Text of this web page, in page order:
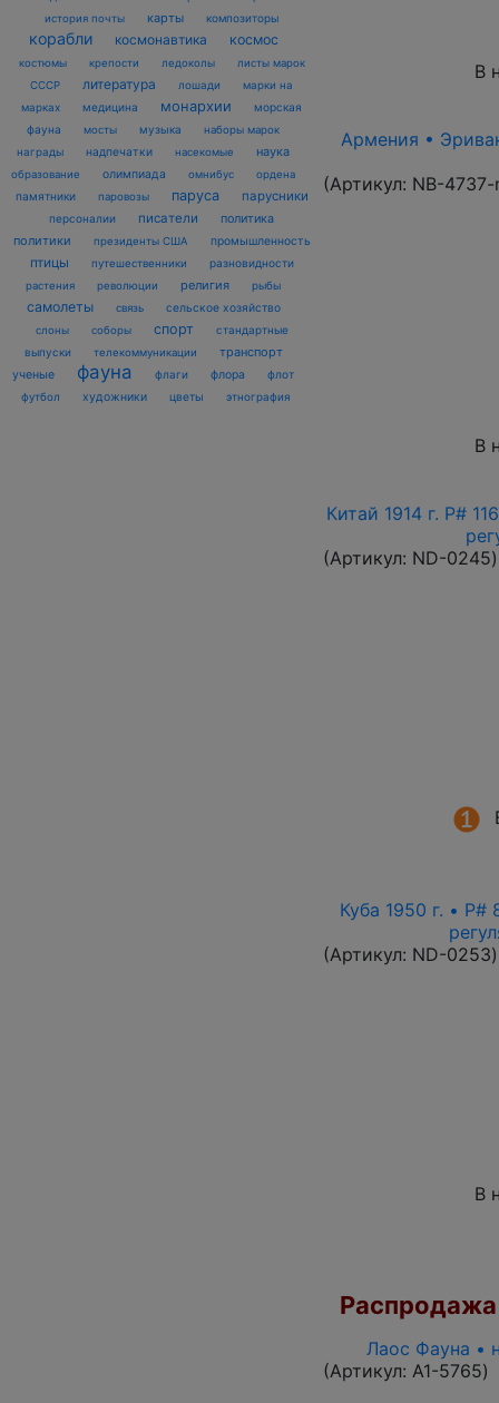
история почты
карты композиторы
корабли космонавтика космос
костюмы крепости ледоколы
листы марок
СССР
литература лошади
марки на
марках
медицина монархии
морская
фауна
мосты музыка наборы марок
награды надпечатки насекомые наука
образование олимпиада омнибус ордена
памятники паровозы паруса парусники
персоналии писатели
политика
политики
президенты США промышленность
птицы путешественники разновидности
растения революции религия рыбы
самолеты связь сельское хозяйство
слоны соборы спорт
стандартные
выпуски
телекоммуникации транспорт
ученые фауна флаги флора
флот
футбол
художники цветы этнография
В
Армения •
(Артикул: NB-4737-
В
Китай 1914 г. P#
(Артикул: ND-0245)
Куба 1950 г. •
(Артикул: ND-0253)
В
Распродажа
Лаос Фауна •
(Артикул: A1-5765)